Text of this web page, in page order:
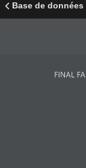
Base de données